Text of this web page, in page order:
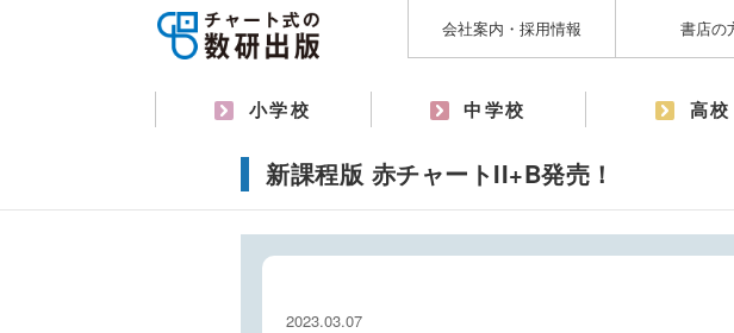
会社案内・採用情報 書店の
小学校 中学校 高校
新課程版 赤チャートII+B発売！
2023.03.07